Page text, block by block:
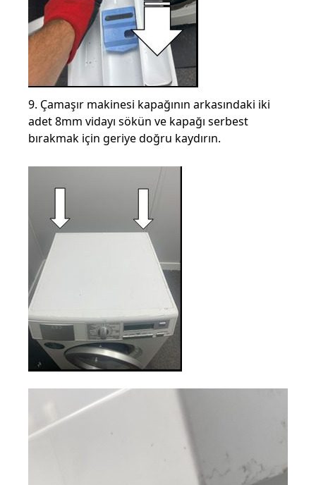
9. Çamaşır makinesi kapağının arkasındaki iki
adet 8mm vidayı sökün ve kapağı serbest
bırakmak için geriye doğru kaydırın.